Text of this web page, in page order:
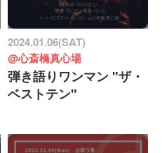
2024.01.06(SAT)
@心斎橋真心場
弾き語りワンマン "ザ・
ベストテン"